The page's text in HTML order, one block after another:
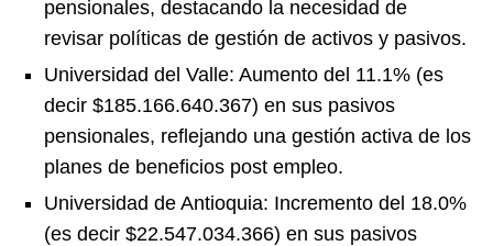
pensionales, destacando la necesidad de
revisar políticas de gestión de activos y pasivos.
Universidad del Valle: Aumento del 11.1% (es
decir $185.166.640.367) en sus pasivos
pensionales, reflejando una gestión activa de los
planes de beneficios post empleo.
Universidad de Antioquia: Incremento del 18.0%
(es decir $22.547.034.366) en sus pasivos